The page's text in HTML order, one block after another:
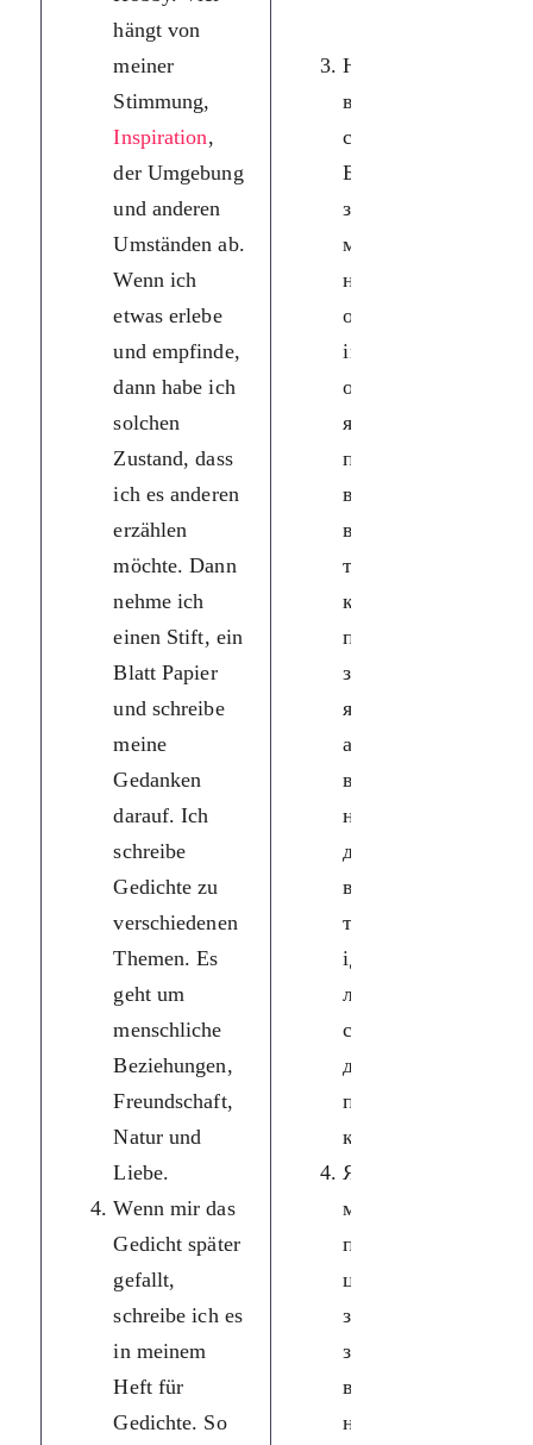
hängt von
meiner
Stimmung,
Inspiration,
der Umgebung
und anderen
Umständen ab.
Wenn ich
etwas erlebe
und empfinde,
dann habe ich
solchen
Zustand, dass
ich es anderen
erzählen
möchte. Dann
nehme ich
einen Stift, ein
Blatt Papier
und schreibe
meine
Gedanken
darauf. Ich
schreibe
Gedichte zu
verschiedenen
Themen. Es
geht um
menschliche
Beziehungen,
Freundschaft,
Natur und
Liebe.
Wenn mir das
Gedicht später
gefallt,
schreibe ich es
in meinem
Heft für
Gedichte. So
Написання
віршів — це
спонтанне хобі.
Багато
залежить від
мого настрою,
натхнення,
оточення та
інших
обставин. Коли
я щось
переживаю та
відчуваю, тоді
в мене настає
такий стан,
коли я хочу
поділитися цим
з іншими. Тоді
я беру олівець,
аркуш паперу і
викладаю на
ньому свої
думки. Я пишу
вірші на різні
теми. У них
ідеться про
людські
стосунки,
дружбу,
природу,
кохання.
Якщо і надалі
мені
подобається
цей вірш, я
записую його в
зошит для
віршів. Так
народжується